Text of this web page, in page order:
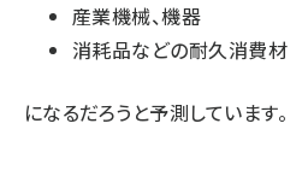
産業機械、機器
消耗品などの耐久消費材
になるだろうと予測しています。